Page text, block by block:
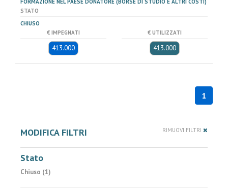
FORMAZIONE NEL PAESE DONATORE (BORSE DI STUDIO E ALTRI COSTI)
STATO
CHIUSO
€ IMPEGNATI
413.000
€ UTILIZZATI
413.000
1
MODIFICA FILTRI RIMUOVI FILTRI
Stato
Chiuso (1)